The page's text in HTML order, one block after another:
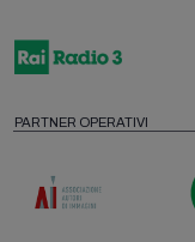
PARTNER OPERATIVI